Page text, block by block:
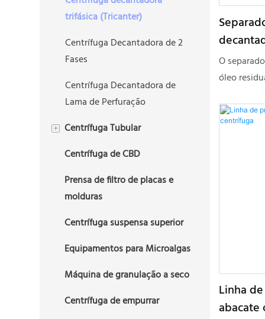
trifásica (Tricanter)
Centrífuga Decantadora de 2
Fases
Centrífuga Decantadora de
Lama de Perfuração
+ Centrífuga Tubular
Centrífuga Tubular de 2 Fases
Centrífuga Tubular Trifásica
Centrífuga de CBD
Prensa de filtro de placas e
molduras
Centrífuga suspensa superior
Equipamentos para Microalgas
Máquina de granulação a seco
Centrífuga de empurrar
residual
de
O
óleo
primas
todas as
Linha
abacate